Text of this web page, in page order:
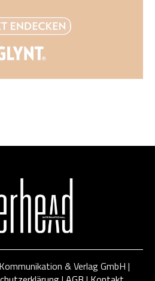
& Verlag GmbH |